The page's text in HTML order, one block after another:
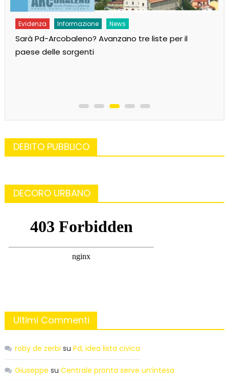
Evidenza Informazione News
Sarà Pd-Arcobaleno? Avanzano tre liste per il
paese delle sorgenti
DEBITO PUBBLICO
DECORO URBANO
Ultimi Commenti
roby de zerbi su Pd, idea lista civica
Giuseppe su Centrale pronta serve un’intesa